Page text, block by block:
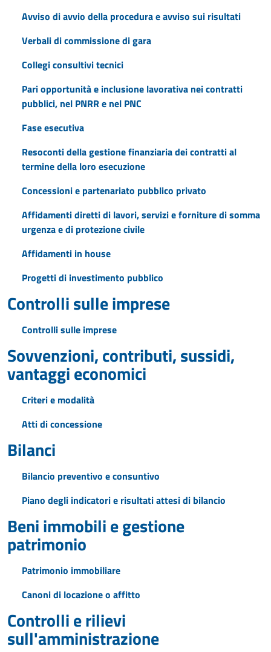
Avviso di avvio della procedura e avviso sui risultati
Verbali di commissione di gara
Collegi consultivi tecnici
Pari opportunità e inclusione lavorativa nei contratti
pubblici, nel PNRR e nel PNC
Fase esecutiva
Resoconti della gestione finanziaria dei contratti al
termine della loro esecuzione
Concessioni e partenariato pubblico privato
Affidamenti diretti di lavori, servizi e forniture di somma
urgenza e di protezione civile
Affidamenti in house
Progetti di investimento pubblico
Controlli sulle imprese
Controlli sulle imprese
Sovvenzioni, contributi, sussidi,
vantaggi economici
Criteri e modalità
Atti di concessione
Bilanci
Bilancio preventivo e consuntivo
Piano degli indicatori e risultati attesi di bilancio
Beni immobili e gestione
patrimonio
Patrimonio immobiliare
Canoni di locazione o affitto
Controlli e rilievi
sull'amministrazione